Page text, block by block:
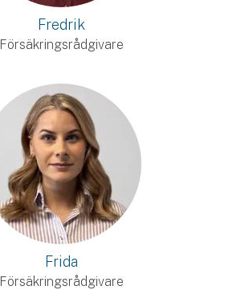
Fredrik
Försäkringsrådgivare
Frida
Försäkringsrådgivare